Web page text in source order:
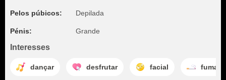
Pelos púbicos: Depilada
Pénis: Grande
Interesses
dançar desfrutar facial fumar